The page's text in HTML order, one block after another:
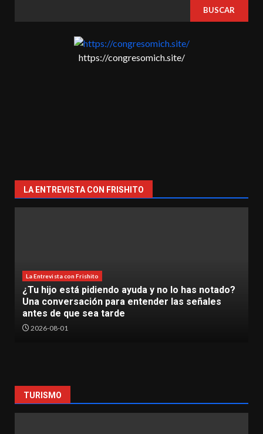
BUSCAR
https://congresomich.site/
LA ENTREVISTA CON FRISHITO
La Entrevista con Frishito
La Inteligencia Artificial ya es una realidad en el
TecNM Lázaro Cárdenas
2026-06-30
TURISMO